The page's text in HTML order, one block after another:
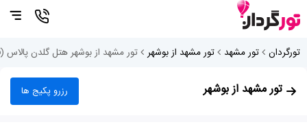
تورگردان تور مشهد تور مشهد از بوشهر تور مشهد از بوشهر هتل گلدن پالاس
تور مشهد از بوشهر رزرو پکیج ها